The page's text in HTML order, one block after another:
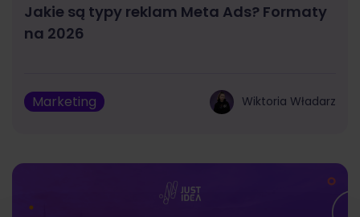
Jakie są typy reklam Meta Ads? Formaty
na 2026
Marketing Wiktoria Władarz